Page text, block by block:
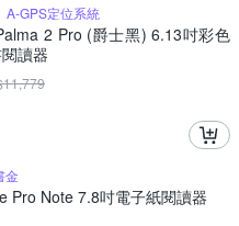
A-GPS定位系統
2 Pro (爵士黑) 6.13吋彩色
讀器
11,779
金
Pro Note 7.8吋電子紙閱讀器